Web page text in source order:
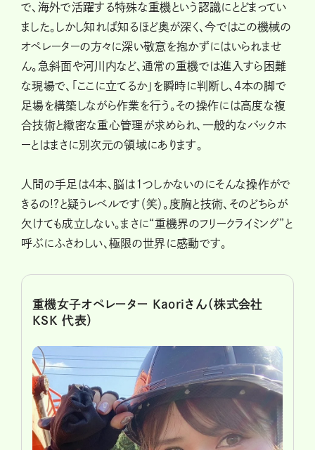
で、海外で活躍する特殊な重機という認識にとどまってい
ました。しかし知れば知るほど奥が深く、今ではこの機械の
オペレーターの方々に深い敬意を抱かずにはいられませ
ん。急斜面や河川内など、通常の重機では進入すら困難
な現場で、「ここに立てるか」を瞬時に判断し、4本の脚で
足場を構築しながら作業を行う。その操作には高度な複
合技術と緻密な重心管理が求められ、一般的なバックホ
ーとはまさに別次元の領域にあります。
人間の手足は4本、脳は1つしかないのにそんな操作がで
きるの!?と疑うレベルです（笑）。度胸と技術、そのどちらが
欠けても成立しない。まさに“重機界のフリークライミング”と
呼ぶにふさわしい、極限の世界に感動です。
重機女子オペレーター Kaoriさん（株式会社
KSK 代表）